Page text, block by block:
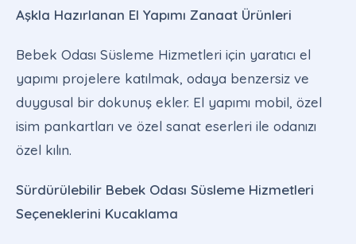
Aşkla Hazırlanan El Yapımı Zanaat Ürünleri
Bebek Odası Süsleme Hizmetleri için yaratıcı el
yapımı projelere katılmak, odaya benzersiz ve
duygusal bir dokunuş ekler. El yapımı mobil, özel
isim pankartları ve özel sanat eserleri ile odanızı
özel kılın.
Sürdürülebilir Bebek Odası Süsleme Hizmetleri
Seçeneklerini Kucaklama